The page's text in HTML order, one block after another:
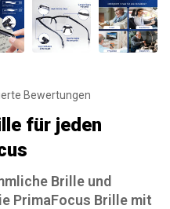
Bewertungen
für jeden
Brille und
PrimaFocus Brille mit